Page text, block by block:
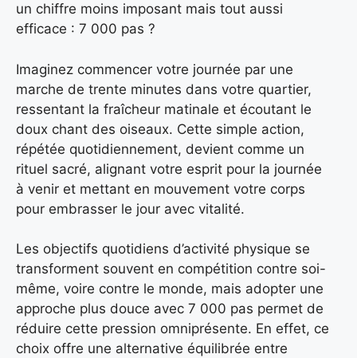
un chiffre moins imposant mais tout aussi
efficace : 7 000 pas ?
Imaginez commencer votre journée par une
marche de trente minutes dans votre quartier,
ressentant la fraîcheur matinale et écoutant le
doux chant des oiseaux. Cette simple action,
répétée quotidiennement, devient comme un
rituel sacré, alignant votre esprit pour la journée
à venir et mettant en mouvement votre corps
pour embrasser le jour avec vitalité.
Les objectifs quotidiens d’activité physique se
transforment souvent en compétition contre soi-
même, voire contre le monde, mais adopter une
approche plus douce avec 7 000 pas permet de
réduire cette pression omniprésente. En effet, ce
choix offre une alternative équilibrée entre